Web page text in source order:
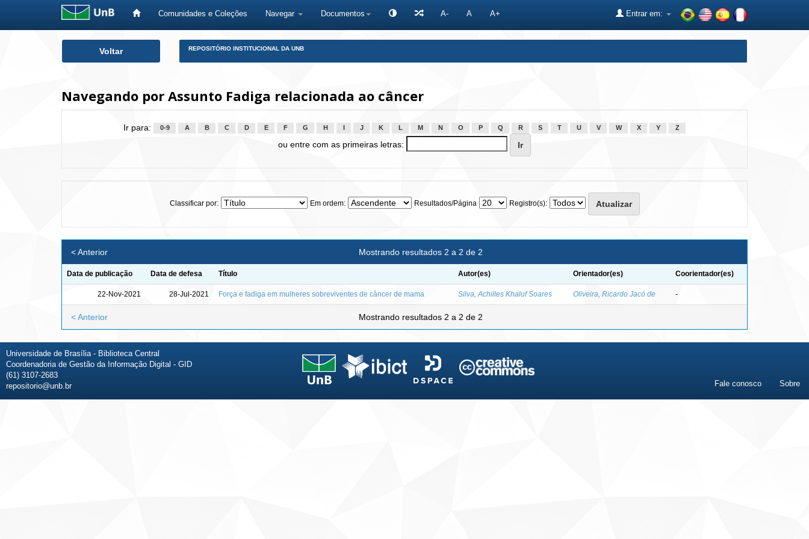
Comunidades e Coleções Navegar Documentos A- A A+ Entrar em:
Voltar REPOSITÓRIO INSTITUCIONAL DA UNB
Navegando por Assunto Fadiga relacionada ao câncer
Ir para: 0-9 A B C D E F G H J K L M N O P Q R S T U V W X Y Z
ou entre com as primeiras letras:
Classificar por: Em ordem: Resultados/Página Registro(s):
Mostrando resultados 2 a 2 de 2
< Anterior
Data de publicação Data de defesa Título Autor(es) Orientador(es) Coorientador(es)
22-Nov-2021 28-Jul-2021 Força e fadiga em mulheres sobreviventes de câncer de mama Silva, Achilles Khaluf Soares Oliveira, Ricardo Jacó de -
Mostrando resultados 2 a 2 de 2
< Anterior
Universidade de Brasília - Biblioteca Central
Coordenadoria de Gestão da Informação Digital - GID
(61) 3107-2683
repositorio@unb.br
Fale conosco Sobre